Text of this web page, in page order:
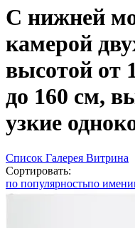
С нижней
камерой
высотой от
до 160 см,
узкие
Список Галерея Витрина
Сортировать:
по популярностьпо имени